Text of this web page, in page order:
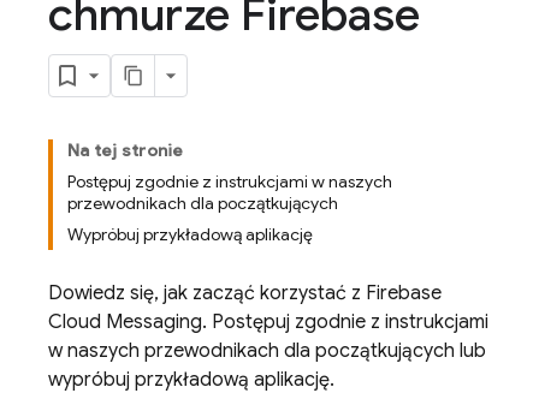
chmurze Firebase
Na tej stronie
Postępuj zgodnie z instrukcjami w naszych
przewodnikach dla początkujących
Wypróbuj przykładową aplikację
Dowiedz się, jak zacząć korzystać z Firebase
Cloud Messaging. Postępuj zgodnie z instrukcjami
w naszych przewodnikach dla początkujących lub
wypróbuj przykładową aplikację.